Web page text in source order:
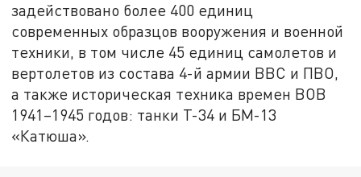
задействовано более 400 единиц
современных образцов вооружения и военной
техники, в том числе 45 единиц самолетов и
вертолетов из состава 4-й армии ВВС и ПВО,
а также историческая техника времен ВОВ
1941–1945 годов: танки Т-34 и БМ-13
«Катюша».